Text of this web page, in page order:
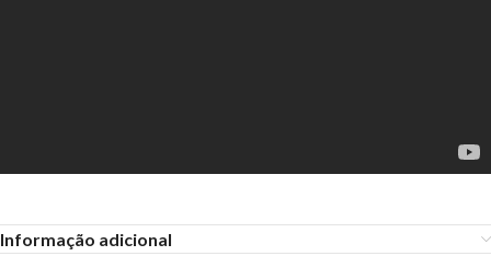
Informação adicional